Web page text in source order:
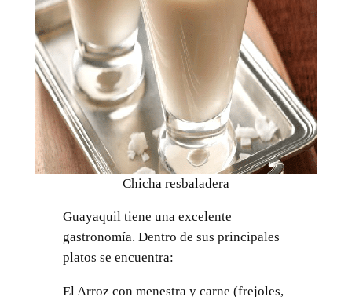
Chicha resbaladera
Guayaquil tiene una excelente
gastronomía. Dentro de sus principales
platos se encuentra:
El Arroz con menestra y carne (frejoles,